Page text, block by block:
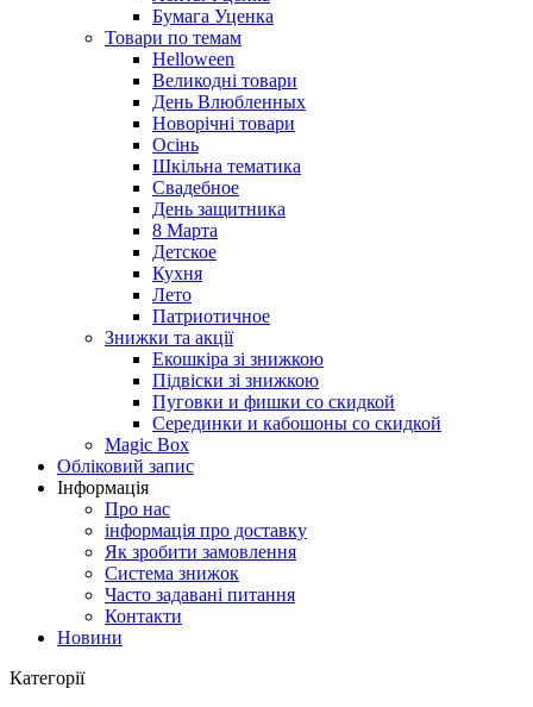
Бумага Уценка
Товари по темам
Helloween
Великодні товари
День Влюбленных
Новорічні товари
Осінь
Шкільна тематика
Свадебное
День защитника
8 Марта
Детское
Кухня
Лето
Патриотичное
Знижки та акції
Екошкіра зі знижкою
Підвіски зі знижкою
Пуговки и фишки со скидкой
Серединки и кабошоны со скидкой
Magic Box
Обліковий запис
Інформація
Про нас
інформація про доставку
Як зробити замовлення
Система знижок
Часто задавані питання
Контакти
Новини
Категорії